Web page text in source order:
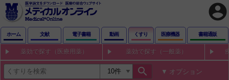
account_circle
ホーム 文献 電子書籍 動画 くすり 医療機器 書籍通販
薬効で探す（医療用薬） 薬効で探す（一般薬）
search オプション